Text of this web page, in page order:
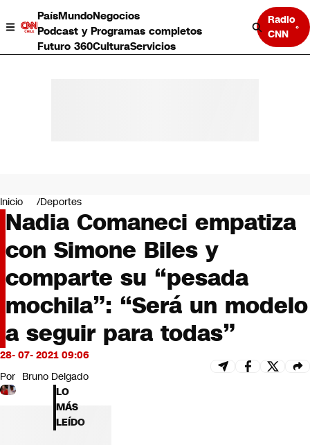
PaísMundoNegocios
Podcast y Programas completos
Futuro 360CulturaServicios
Radio
CNN
Negocios
Deportes
Programas completos
Cultura
Servicios
Bits
CNN Data
CNN tiempo
Opinión
Inicio Deportes
Nadia Comaneci empatiza
con Simone Biles y
comparte su “pesada
mochila”: “Será un modelo
a seguir para todas”
28- 07- 2021 09:06
Por Bruno Delgado
LO
MÁS
LEÍDO